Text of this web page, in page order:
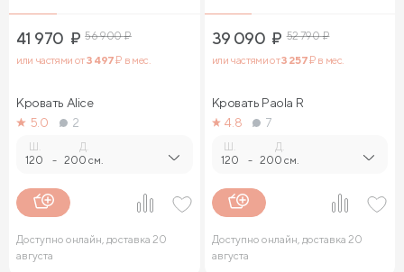
41 970 ₽ 56 900₽
или частями от3 497₽ в мес.
Кровать Alice
5.0
2
120 -
Д.
200 см.
Доступно онлайн, доставка 20
августа
39 090 ₽ 52 790₽
или частями от3 257₽ в мес.
Кровать Paola R
4.8
7
120 -
Д.
200 см.
Доступно онлайн, доставка 20
августа